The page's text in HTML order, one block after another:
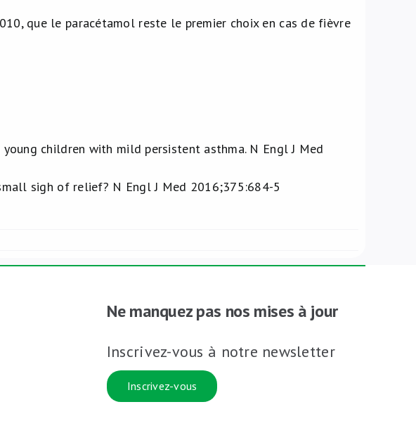
que le paracétamol reste le premier choix en cas de fièvre
children with mild persistent asthma. N Engl J Med
sigh of relief? N Engl J Med 2016;375:684-5
Ne manquez pas nos mises à jour
Inscrivez-vous à notre newsletter
Inscrivez-vous